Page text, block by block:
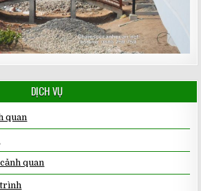
DỊCH VỤ
quan
quan
trình